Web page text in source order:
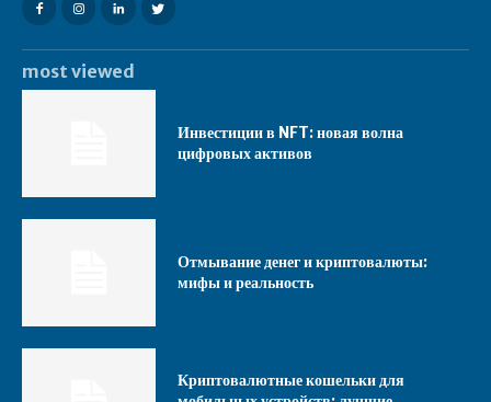
most viewed
Инвестиции в NFT: новая волна
цифровых активов
Отмывание денег и криптовалюты:
мифы и реальность
Криптовалютные кошельки для